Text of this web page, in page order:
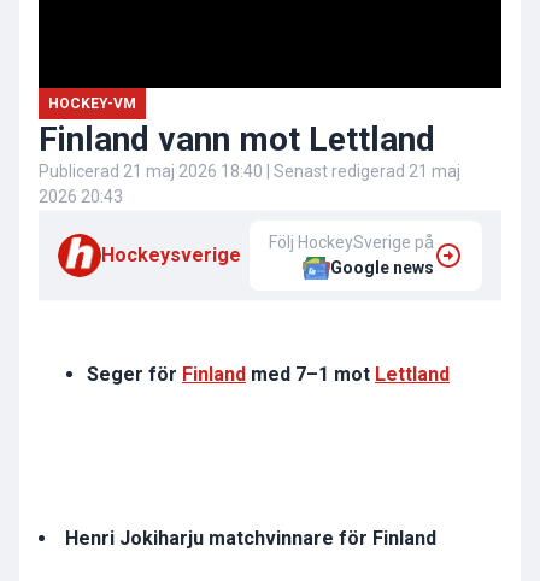
HOCKEY-VM
Finland vann mot Lettland
Publicerad 21 maj 2026 18:40 | Senast redigerad 21 maj
2026 20:43
Hockeysverige
Följ HockeySverige på
Google news
Seger för Finland med 7–1 mot Lettland
Henri Jokiharju matchvinnare för Finland